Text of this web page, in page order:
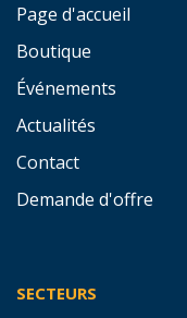
Page d'accueil
Boutique
Événements
Actualités
Contact
Demande d'offre
SECTEURS